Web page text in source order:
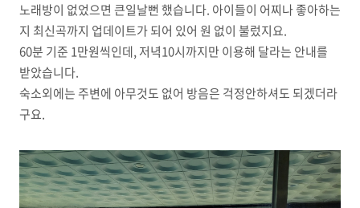
노래방이 없었으면 큰일날뻔 했습니다. 아이들이 어찌나 좋아하는
지 최신곡까지 업데이트가 되어 있어 원 없이 불렀지요.
60분 기준 1만원씩인데, 저녁10시까지만 이용해 달라는 안내를
받았습니다.
숙소외에는 주변에 아무것도 없어 방음은 걱정안하셔도 되겠더라
구요.